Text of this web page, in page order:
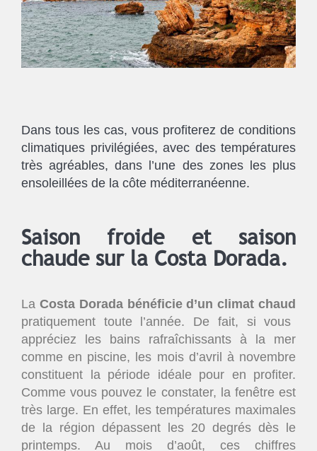
Dans tous les cas, vous profiterez de conditions
climatiques privilégiées, avec des températures
très agréables, dans l’une des zones les plus
ensoleillées de la côte méditerranéenne.
Saison froide et saison
chaude sur la Costa Dorada.
La Costa Dorada bénéficie d’un climat chaud
pratiquement toute l’année. De fait, si vous
appréciez les bains rafraîchissants à la mer
comme en piscine, les mois d’avril à novembre
constituent la période idéale pour en profiter.
Comme vous pouvez le constater, la fenêtre est
très large. En effet, les températures maximales
de la région dépassent les 20 degrés dès le
printemps. Au mois d’août, ces chiffres